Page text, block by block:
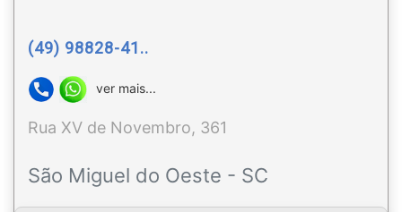
(49) 98828-41..
ver mais...
Rua XV de Novembro, 361
São Miguel do Oeste - SC